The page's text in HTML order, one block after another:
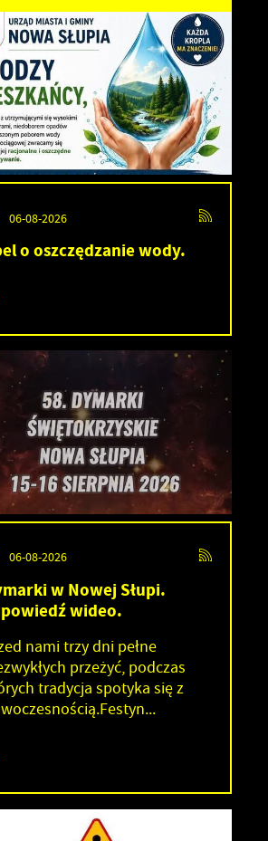
06-08-2026
o oszczędzanie wody.
06-08-2026
w Nowej Słupi.
wideo.
nami trzy dni pełne
przeżyć, podczas
tradycja spotyka się z